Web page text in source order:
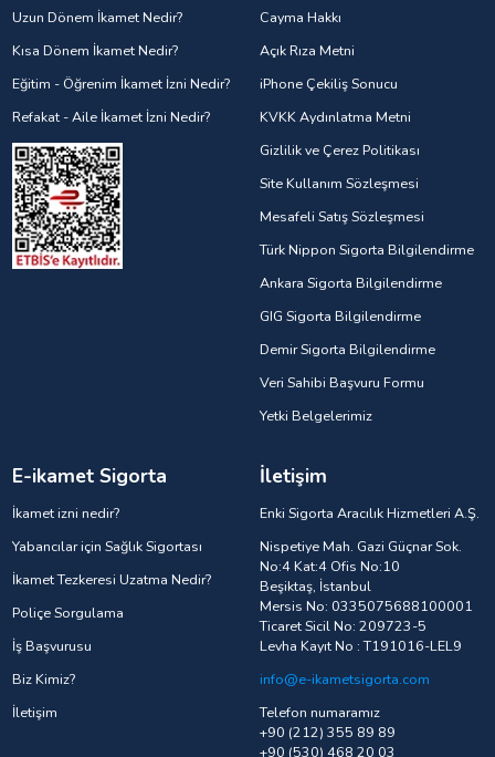
Uzun Dönem İkamet Nedir?
Kısa Dönem İkamet Nedir?
Eğitim - Öğrenim İkamet İzni Nedir?
Refakat - Aile İkamet İzni Nedir?
Cayma Hakkı
Açık Rıza Metni
iPhone Çekiliş Sonucu
KVKK Aydınlatma Metni
Gizlilik ve Çerez Politikası
Site Kullanım Sözleşmesi
Mesafeli Satış Sözleşmesi
Türk Nippon Sigorta Bilgilendirme
Ankara Sigorta Bilgilendirme
GIG Sigorta Bilgilendirme
Demir Sigorta Bilgilendirme
Veri Sahibi Başvuru Formu
Yetki Belgelerimiz
E-ikamet Sigorta
İkamet izni nedir?
Yabancılar için Sağlık Sigortası
İkamet Tezkeresi Uzatma Nedir?
Poliçe Sorgulama
İş Başvurusu
Biz Kimiz?
İletişim
İletişim
Enki Sigorta Aracılık Hizmetleri A.Ş.
Nispetiye Mah. Gazi Güçnar Sok.
No:4 Kat:4 Ofis No:10
Beşiktaş, İstanbul
Mersis No: 0335075688100001
Ticaret Sicil No: 209723-5
Levha Kayıt No : T191016-LEL9
info@e-ikametsigorta.com
Telefon numaramız
+90 (212) 355 89 89
+90 (530) 468 20 03